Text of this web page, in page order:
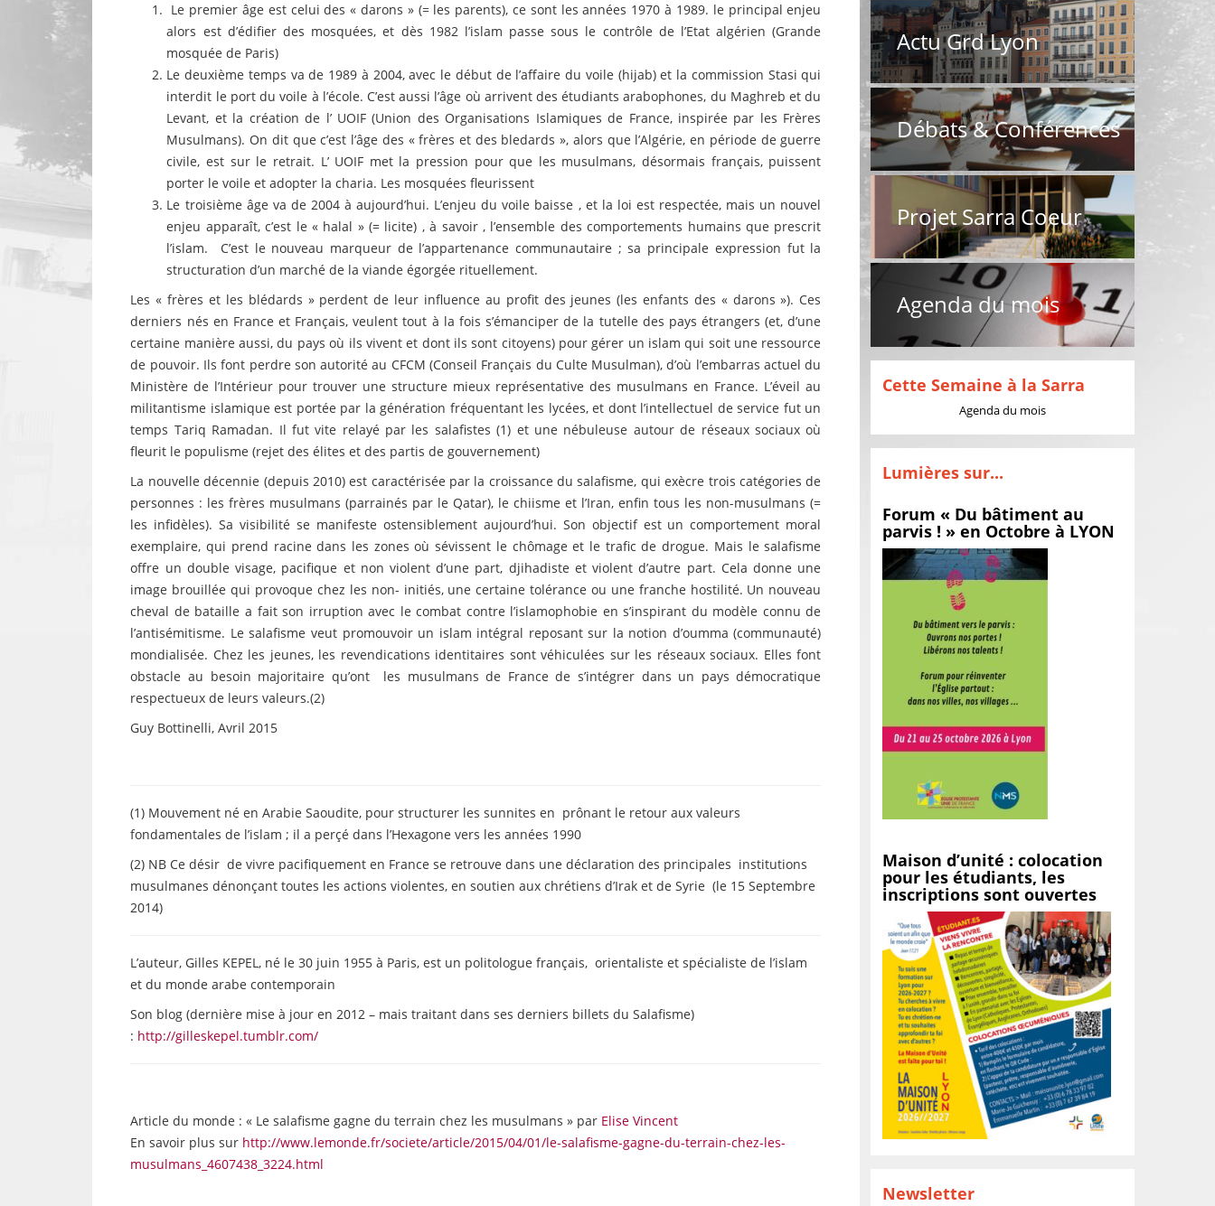
Le premier âge est celui des « darons » (= les parents), ce sont les années 1970 à 1989. le principal enjeu
alors est d’édifier des mosquées, et dès 1982 l’islam passe sous le contrôle de l’Etat algérien (Grande
mosquée de Paris)
Le deuxième temps va de 1989 à 2004, avec le début de l’affaire du voile (hijab) et la commission Stasi qui
interdit le port du voile à l’école. C’est aussi l’âge où arrivent des étudiants arabophones, du Maghreb et du
Levant, et la création de l’ UOIF (Union des Organisations Islamiques de France, inspirée par les Frères
Musulmans). On dit que c’est l’âge des « frères et des bledards », alors que l’Algérie, en période de guerre
civile, est sur le retrait. L’ UOIF met la pression pour que les musulmans, désormais français, puissent
porter le voile et adopter la charia. Les mosquées fleurissent
Le troisième âge va de 2004 à aujourd’hui. L’enjeu du voile baisse , et la loi est respectée, mais un nouvel
enjeu apparaît, c’est le « halal » (= licite) , à savoir , l’ensemble des comportements humains que prescrit
l’islam. C’est le nouveau marqueur de l’appartenance communautaire ; sa principale expression fut la
structuration d’un marché de la viande égorgée rituellement.
Les « frères et les blédards » perdent de leur influence au profit des jeunes (les enfants des « darons »). Ces
derniers nés en France et Français, veulent tout à la fois s’émanciper de la tutelle des pays étrangers (et, d’une
certaine manière aussi, du pays où ils vivent et dont ils sont citoyens) pour gérer un islam qui soit une ressource
de pouvoir. Ils font perdre son autorité au CFCM (Conseil Français du Culte Musulman), d’où l’embarras actuel du
Ministère de l’Intérieur pour trouver une structure mieux représentative des musulmans en France. L’éveil au
militantisme islamique est portée par la génération fréquentant les lycées, et dont l’intellectuel de service fut un
temps Tariq Ramadan. Il fut vite relayé par les salafistes (1) et une nébuleuse autour de réseaux sociaux où
fleurit le populisme (rejet des élites et des partis de gouvernement)
La nouvelle décennie (depuis 2010) est caractérisée par la croissance du salafisme, qui exècre trois catégories de
personnes : les frères musulmans (parrainés par le Qatar), le chiisme et l’Iran, enfin tous les non-musulmans (=
les infidèles). Sa visibilité se manifeste ostensiblement aujourd’hui. Son objectif est un comportement moral
exemplaire, qui prend racine dans les zones où sévissent le chômage et le trafic de drogue. Mais le salafisme
offre un double visage, pacifique et non violent d’une part, djihadiste et violent d’autre part. Cela donne une
image brouillée qui provoque chez les non- initiés, une certaine tolérance ou une franche hostilité. Un nouveau
cheval de bataille a fait son irruption avec le combat contre l’islamophobie en s’inspirant du modèle connu de
l’antisémitisme. Le salafisme veut promouvoir un islam intégral reposant sur la notion d’oumma (communauté)
mondialisée. Chez les jeunes, les revendications identitaires sont véhiculées sur les réseaux sociaux. Elles font
obstacle au besoin majoritaire qu’ont les musulmans de France de s’intégrer dans un pays démocratique
respectueux de leurs valeurs.(2)
Guy Bottinelli, Avril 2015
(1) Mouvement né en Arabie Saoudite, pour structurer les sunnites en prônant le retour aux valeurs
fondamentales de l’islam ; il a perçé dans l’Hexagone vers les années 1990
(2) NB Ce désir de vivre pacifiquement en France se retrouve dans une déclaration des principales institutions
musulmanes dénonçant toutes les actions violentes, en soutien aux chrétiens d’Irak et de Syrie (le 15 Septembre
2014)
L’auteur, Gilles KEPEL, né le 30 juin 1955 à Paris, est un politologue français, orientaliste et spécialiste de l’islam
et du monde arabe contemporain
Son blog (dernière mise à jour en 2012 – mais traitant dans ses derniers billets du Salafisme)
: http://gilleskepel.tumblr.com/
Article du monde : « Le salafisme gagne du terrain chez les musulmans » par Elise Vincent
En savoir plus sur http://www.lemonde.fr/societe/article/2015/04/01/le-salafisme-gagne-du-terrain-chez-les-
musulmans_4607438_3224.html
Actu Grd Lyon
Débats & Conférences
Projet Sarra Coeur
Agenda du mois
Cette Semaine à la Sarra
Agenda du mois
Lumières sur...
Forum « Du bâtiment au
parvis ! » en Octobre à LYON
Maison d’unité : colocation
pour les étudiants, les
inscriptions sont ouvertes
Newsletter